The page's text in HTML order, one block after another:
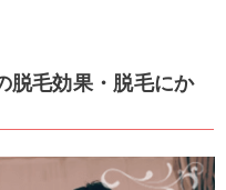
脱毛効果・脱毛にか